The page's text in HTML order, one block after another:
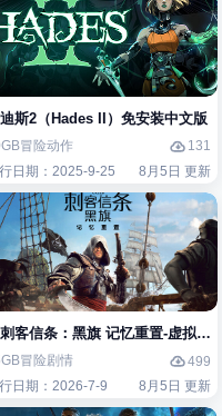
版斯2（Hades II）免安装中文版
冒险动作
131
日期：2025-9-25
8月5日 更新
Y）免安装中文版
刺客信条：黑旗 记忆重置-虚拟
冒险剧情
499
日期：2026-7-9
8月5日 更新